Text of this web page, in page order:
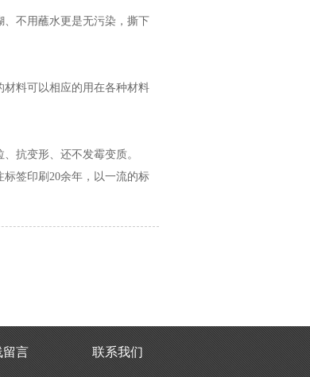
不用蘸水更是无污染，撕下
料可以相应的用在各种材料
抗变形、还不发霉变质。
签印刷20余年，以一流的标
留言 联系我们